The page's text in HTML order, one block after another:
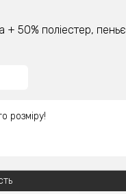
+ 50% поліестер, пеньє
розміру!